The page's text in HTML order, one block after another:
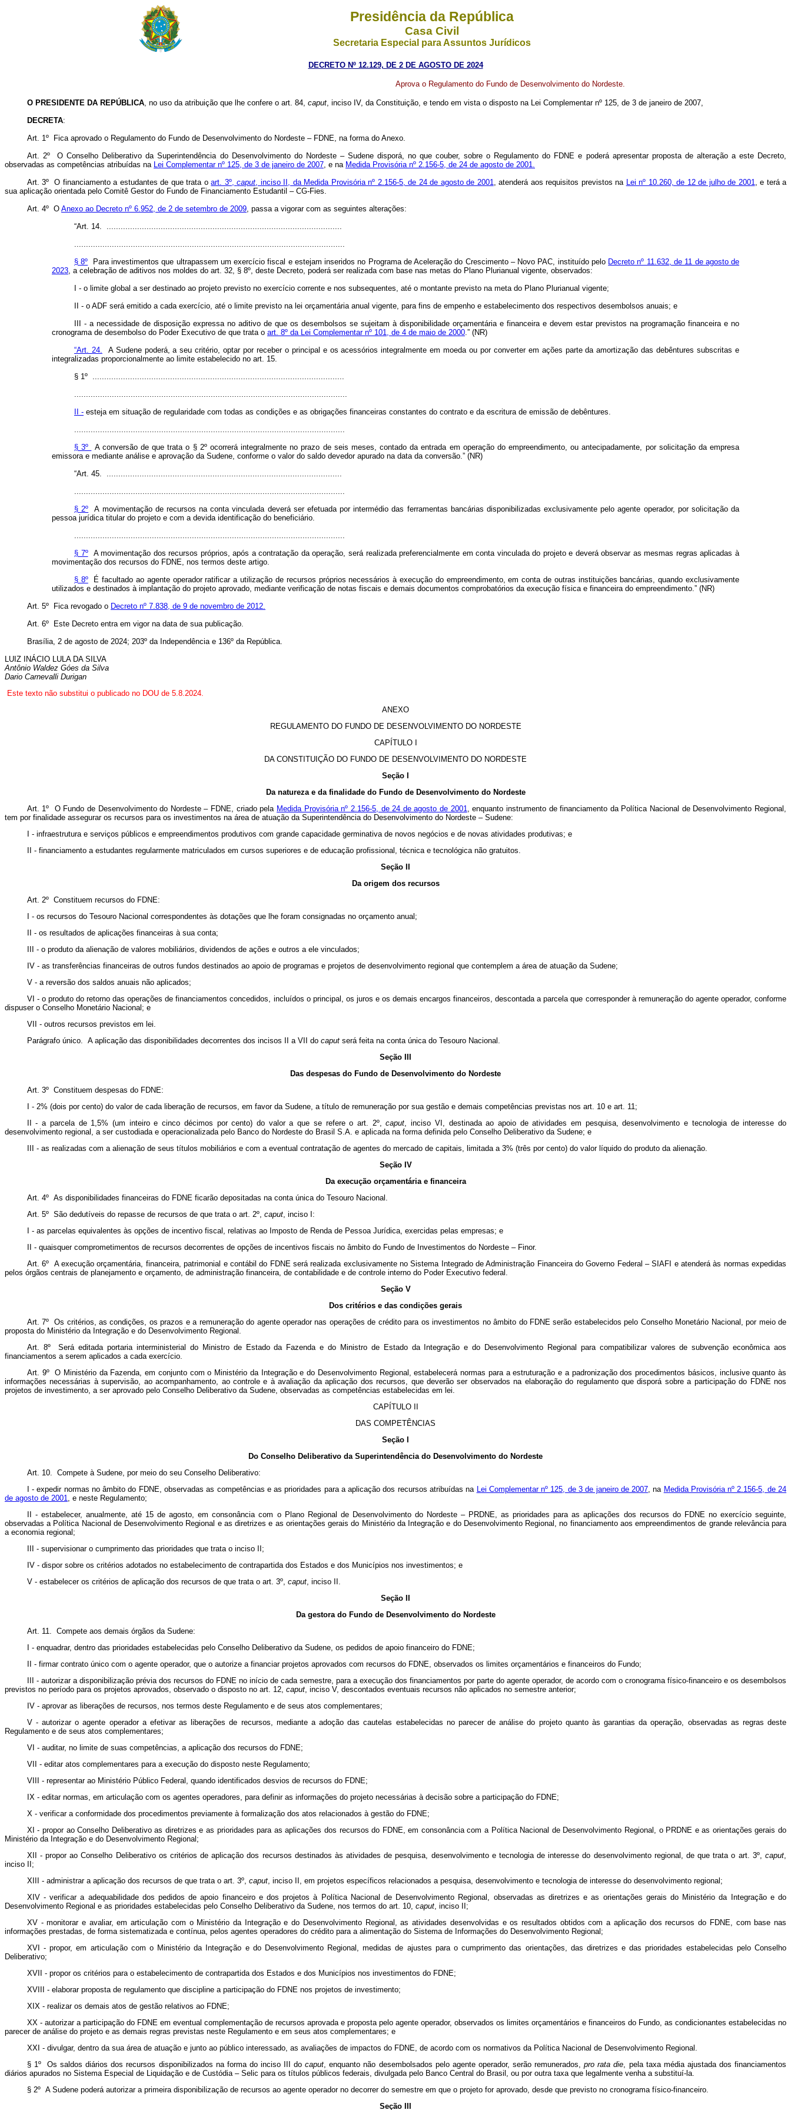
Presidência da República
Casa Civil
Secretaria Especial para Assuntos Jurídicos
DECRETO Nº 12.129, DE 2 DE AGOSTO DE 2024
Aprova o Regulamento do Fundo de Desenvolvimento do Nordeste.
O PRESIDENTE DA REPÚBLICA, no uso da atribuição que lhe confere o art. 84, caput, inciso IV, da Constituição, e tendo em vista o disposto na Lei Complementar nº 125, de 3 de janeiro de 2007,
DECRETA:
Art. 1º Fica aprovado o Regulamento do Fundo de Desenvolvimento do Nordeste – FDNE, na forma do Anexo.
Art. 2º O Conselho Deliberativo da Superintendência do Desenvolvimento do Nordeste – Sudene disporá, no que couber, sobre o Regulamento do FDNE e poderá apresentar proposta de alteração a este Decreto,
observadas as competências atribuídas na Lei Complementar nº 125, de 3 de janeiro de 2007, e na Medida Provisória nº 2.156-5, de 24 de agosto de 2001.
Art. 3º O financiamento a estudantes de que trata oart. 3º,caput, inciso II, da Medida Provisória nº 2.156-5, de 24 de agosto de 2001, atenderá aos requisitos previstos na Lei nº 10.260, de 12 de julho de 2001, e terá a
sua aplicação orientada pelo Comitê Gestor do Fundo de Financiamento Estudantil – CG-Fies.
Art. 4º O Anexo ao Decreto nº 6.952, de 2 de setembro de 2009, passa a vigorar com as seguintes alterações:
“Art. 14. ....................................................................................................
...................................................................................................................
§ 8º Para investimentos que ultrapassem um exercício fiscal e estejam inseridos no Programa de Aceleração do Crescimento –Novo PAC, instituído pelo Decreto nº 11.632, de 11 de agosto de
2023, a celebração de aditivos nos moldes do art. 32, § 8º, deste Decreto, poderá ser realizada com base nas metas do Plano Plurianual vigente, observados:
I - o limite global a ser destinado ao projeto previsto no exercício corrente e nos subsequentes, até o montante previsto na meta do Plano Plurianual vigente;
II - o ADF será emitido a cada exercício, até o limite previsto na lei orçamentária anual vigente, para fins de empenho e estabelecimento dos respectivos desembolsos anuais; e
III - a necessidade de disposição expressa no aditivo de que os desembolsos se sujeitam à disponibilidade orçamentária e financeira e devem estar previstos na programação financeira e no
cronograma de desembolso do Poder Executivo de que trata o art. 8º da Lei Complementar nº 101, de 4 de maio de 2000.” (NR)
“Art. 24. A Sudene poderá, a seu critério, optar por receber o principal e os acessórios integralmente em moeda ou por converter em ações parte da amortização das debêntures subscritas e
integralizadas proporcionalmente ao limite estabelecido no art. 15.
§ 1º ...........................................................................................................
....................................................................................................................
II - esteja em situação de regularidade com todas as condições e as obrigações financeiras constantes do contrato e da escritura de emissão de debêntures.
...................................................................................................................
§ 3º
A conversão de que trata o § 2º ocorrerá integralmente no prazo de seis meses, contado da entrada em operação do empreendimento, ou antecipadamente, por solicitação da empresa
emissora e mediante análise e aprovação da Sudene, conforme o valor do saldo devedor apurado na data da conversão.” (NR)
“Art. 45. ....................................................................................................
...................................................................................................................
§ 2º A movimentação de recursos na conta vinculada deverá ser efetuada por intermédio das ferramentas bancárias disponibilizadas exclusivamente pelo agente operador, por solicitação da
pessoa jurídica titular do projeto e com a devida identificação do beneficiário.
...................................................................................................................
§ 7ºA movimentação dos recursos próprios, após a contratação da operação, será realizada preferencialmente em conta vinculada do projeto e deverá observar as mesmas regras aplicadas à
movimentação dos recursos do FDNE, nos termos deste artigo.
§ 8ºÉ facultado ao agente operador ratificar a utilização de recursos próprios necessários à execução do empreendimento, em conta de outras instituições bancárias, quando exclusivamente
utilizados e destinados à implantação do projeto aprovado, mediante verificação de notas fiscais e demais documentos comprobatórios da execução física e financeira do empreendimento.” (NR)
Art. 5º Fica revogado o Decreto nº 7.838, de 9 de novembro de 2012.
Art. 6º Este Decreto entra em vigor na data de sua publicação.
Brasília, 2 de agosto de 2024; 203º da Independência e 136º da República.
LUIZ INÁCIO LULA DA SILVA
Antônio Waldez Góes da Silva
Dario Carnevalli Durigan
Este texto não substitui o publicado no DOU de 5.8.2024.
ANEXO
REGULAMENTO DO FUNDO DE DESENVOLVIMENTO DO NORDESTE
CAPÍTULO I
DA CONSTITUIÇÃO DO FUNDO DE DESENVOLVIMENTO DO NORDESTE
Seção I
Da natureza e da finalidade do Fundo de Desenvolvimento do Nordeste
Art. 1º O Fundo de Desenvolvimento do Nordeste – FDNE, criado pela Medida Provisória nº 2.156-5, de 24 de agosto de 2001, enquanto instrumento de financiamento da Política Nacional de Desenvolvimento Regional,
tem por finalidade assegurar os recursos para os investimentos na área de atuação da Superintendência do Desenvolvimento do Nordeste – Sudene:
I - infraestrutura e serviços públicos e empreendimentos produtivos com grande capacidade germinativa de novos negócios e de novas atividades produtivas; e
II - financiamento a estudantes regularmente matriculados em cursos superiores e de educação profissional, técnica e tecnológica não gratuitos.
Seção II
Da origem dos recursos
Art. 2º Constituem recursos do FDNE:
I - os recursos do Tesouro Nacional correspondentes às dotações que lhe foram consignadas no orçamento anual;
II - os resultados de aplicações financeiras à sua conta;
III - o produto da alienação de valores mobiliários, dividendos de ações e outros a ele vinculados;
IV - as transferências financeiras de outros fundos destinados ao apoio de programas e projetos de desenvolvimento regional que contemplem a área de atuação da Sudene;
V - a reversão dos saldos anuais não aplicados;
VI - o produto do retorno das operações de financiamentos concedidos, incluídos o principal, os juros e os demais encargos financeiros, descontada a parcela que corresponder à remuneração do agente operador, conforme
dispuser o Conselho Monetário Nacional; e
VII - outros recursos previstos em lei.
Parágrafo único. A aplicação das disponibilidades decorrentes dos incisos II a VII do caputserá feita na conta única do Tesouro Nacional.
Seção III
Das despesas do Fundo de Desenvolvimento do Nordeste
Art. 3º Constituem despesas do FDNE:
I - 2% (dois por cento) do valor de cada liberação de recursos, em favor da Sudene, a título de remuneração por sua gestão e demais competências previstas nos art. 10 e art. 11;
II - a parcela de 1,5% (um inteiro e cinco décimos por cento) do valor a que se refere o art. 2º,caput, inciso VI, destinada ao apoio de atividades em pesquisa, desenvolvimento e tecnologia de interesse do
desenvolvimento regional, a ser custodiada e operacionalizada pelo Banco do Nordeste do Brasil S.A. e aplicada na forma definida pelo Conselho Deliberativo da Sudene; e
III - as realizadas com a alienação de seus títulos mobiliários e com a eventual contratação de agentes do mercado de capitais, limitada a 3% (três por cento) do valor líquido do produto da alienação.
Seção IV
Da execução orçamentária e financeira
Art. 4º As disponibilidades financeiras do FDNE ficarão depositadas na conta única do Tesouro Nacional.
Art. 5º São dedutíveis do repasse de recursos de que trata o art. 2º, caput, inciso I:
I - as parcelas equivalentes às opções de incentivo fiscal, relativas ao Imposto de Renda de Pessoa Jurídica, exercidas pelas empresas; e
II - quaisquer comprometimentos de recursos decorrentes de opções de incentivos fiscais no âmbito do Fundo de Investimentos do Nordeste – Finor.
Art. 6º A execução orçamentária, financeira, patrimonial e contábil do FDNE será realizada exclusivamente no Sistema Integrado de Administração Financeira do Governo Federal – SIAFI e atenderá às normas expedidas
pelos órgãos centrais de planejamento e orçamento, de administração financeira, de contabilidade e de controle interno do Poder Executivo federal.
Seção V
Dos critérios e das condições gerais
Art. 7º Os critérios, as condições, os prazos e a remuneração do agente operador nas operações de crédito para os investimentos no âmbito do FDNE serão estabelecidos pelo Conselho Monetário Nacional, por meio de
proposta do Ministério da Integração e do Desenvolvimento Regional.
Art. 8º Será editada portaria interministerial do Ministro de Estado da Fazenda e do Ministro de Estado da Integração e do Desenvolvimento Regional para compatibilizar valores de subvenção econômica aos
financiamentos a serem aplicados a cada exercício.
Art. 9º O Ministério da Fazenda, em conjunto com o Ministério da Integração e do Desenvolvimento Regional, estabelecerá normas para a estruturação e a padronização dos procedimentos básicos, inclusive quanto às
informações necessárias à supervisão, ao acompanhamento, ao controle e à avaliação da aplicação dos recursos, que deverão ser observados na elaboração do regulamento que disporá sobre a participação do FDNE nos
projetos de investimento, a ser aprovado pelo Conselho Deliberativo da Sudene, observadas as competências estabelecidas em lei.
CAPÍTULO II
DAS COMPETÊNCIAS
Seção I
Do Conselho Deliberativo da Superintendência do Desenvolvimento do Nordeste
Art. 10. Compete à Sudene, por meio do seu Conselho Deliberativo:
I - expedir normas no âmbito do FDNE, observadas as competências e as prioridades para a aplicação dos recursos atribuídas na Lei Complementar nº 125, de 3 de janeiro de 2007, na Medida Provisória nº 2.156-5, de 24
de agosto de 2001, e neste Regulamento;
II - estabelecer, anualmente, até 15 de agosto, em consonância com o Plano Regional de Desenvolvimento do Nordeste – PRDNE, as prioridades para as aplicações dos recursos do FDNE no exercício seguinte,
observadas a Política Nacional de Desenvolvimento Regional e as diretrizes e as orientações gerais do Ministério da Integração e do Desenvolvimento Regional, no financiamento aos empreendimentos de grande relevância para
a economia regional;
III - supervisionar o cumprimento das prioridades que trata o inciso II;
IV - dispor sobre os critérios adotados no estabelecimento de contrapartida dos Estados e dos Municípios nos investimentos; e
V - estabelecer os critérios de aplicação dos recursos de que trata o art. 3º, caput, inciso II.
Seção II
Da gestora do Fundo de Desenvolvimento do Nordeste
Art. 11. Compete aos demais órgãos da Sudene:
I - enquadrar, dentro das prioridades estabelecidas pelo Conselho Deliberativo da Sudene, os pedidos de apoio financeiro do FDNE;
II - firmar contrato único com o agente operador, que o autorize a financiar projetos aprovados com recursos do FDNE, observados os limites orçamentários e financeiros do Fundo;
III - autorizar a disponibilização prévia dos recursos do FDNE no início de cada semestre, para a execução dos financiamentos por parte do agente operador, de acordo com o cronograma físico-financeiro e os desembolsos
previstos no período para os projetos aprovados, observado o disposto no art. 12, caput, inciso V, descontados eventuais recursos não aplicados no semestre anterior;
IV - aprovar as liberações de recursos, nos termos deste Regulamento e de seus atos complementares;
V - autorizar o agente operador a efetivar as liberações de recursos, mediante a adoção das cautelas estabelecidas no parecer de análise do projeto quanto às garantias da operação, observadas as regras deste
Regulamento e de seus atos complementares;
VI - auditar, no limite de suas competências, a aplicação dos recursos do FDNE;
VII - editar atos complementares para a execução do disposto neste Regulamento;
VIII - representar ao Ministério Público Federal, quando identificados desvios de recursos do FDNE;
IX - editar normas, em articulação com os agentes operadores, para definir as informações do projeto necessárias à decisão sobre a participação do FDNE;
X - verificar a conformidade dos procedimentos previamente à formalização dos atos relacionados à gestão do FDNE;
XI - propor ao Conselho Deliberativo as diretrizes e as prioridades para as aplicações dos recursos do FDNE, em consonância com a Política Nacional de Desenvolvimento Regional, o PRDNE e as orientações gerais do
Ministério da Integração e do Desenvolvimento Regional;
XII - propor ao Conselho Deliberativo os critérios de aplicação dos recursos destinados às atividades de pesquisa, desenvolvimento e tecnologia de interesse do desenvolvimento regional, de que trata o art. 3º, caput,
inciso II;
XIII - administrar a aplicação dos recursos de que trata o art. 3º, caput, inciso II, em projetos específicos relacionados a pesquisa, desenvolvimento e tecnologia de interesse do desenvolvimento regional;
XIV - verificar a adequabilidade dos pedidos de apoio financeiro e dos projetos à Política Nacional de Desenvolvimento Regional, observadas as diretrizes e as orientações gerais do Ministério da Integração e do
Desenvolvimento Regional e as prioridades estabelecidas pelo Conselho Deliberativo da Sudene, nos termos do art. 10, caput, inciso II;
XV - monitorar e avaliar, em articulação com o Ministério da Integração e do Desenvolvimento Regional, as atividades desenvolvidas e os resultados obtidos com a aplicação dos recursos do FDNE, com base nas
informações prestadas, de forma sistematizada e contínua, pelos agentes operadores do crédito para a alimentação do Sistema de Informações do Desenvolvimento Regional;
XVI - propor, em articulação com o Ministério da Integração e do Desenvolvimento Regional, medidas de ajustes para o cumprimento das orientações, das diretrizes e das prioridades estabelecidas pelo Conselho
Deliberativo;
XVII - propor os critérios para o estabelecimento de contrapartida dos Estados e dos Municípios nos investimentos do FDNE;
XVIII - elaborar proposta de regulamento que discipline a participação do FDNE nos projetos de investimento;
XIX - realizar os demais atos de gestão relativos ao FDNE;
XX - autorizar a participação do FDNE em eventual complementação de recursos aprovada e proposta pelo agente operador, observados os limites orçamentários e financeiros do Fundo, as condicionantes estabelecidas no
parecer de análise do projeto e as demais regras previstas neste Regulamento e em seus atos complementares; e
XXI - divulgar, dentro da sua área de atuação e junto ao público interessado, as avaliações de impactos do FDNE, de acordo com os normativos da Política Nacional de Desenvolvimento Regional.
§ 1º Os saldos diários dos recursos disponibilizados na forma do inciso III docaput, enquanto não desembolsados pelo agente operador, serão remunerados,pro rata die, pela taxa média ajustada dos financiamentos
diários apurados no Sistema Especial de Liquidação e de Custódia – Selic para os títulos públicos federais, divulgada pelo Banco Central do Brasil, ou por outra taxa que legalmente venha a substituí-la.
§ 2º A Sudene poderá autorizar a primeira disponibilização de recursos ao agente operador no decorrer do semestre em que o projeto for aprovado, desde que previsto no cronograma físico-financeiro.
Seção III